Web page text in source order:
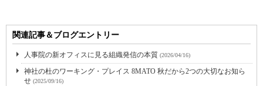
関連記事＆ブログエントリー
人事院の新オフィスに見る組織発信の本質 (2026/04/16)
神社の杜のワーキング・プレイス 8MATO 秋だから2つの大切なお知ら
せ (2025/09/16)